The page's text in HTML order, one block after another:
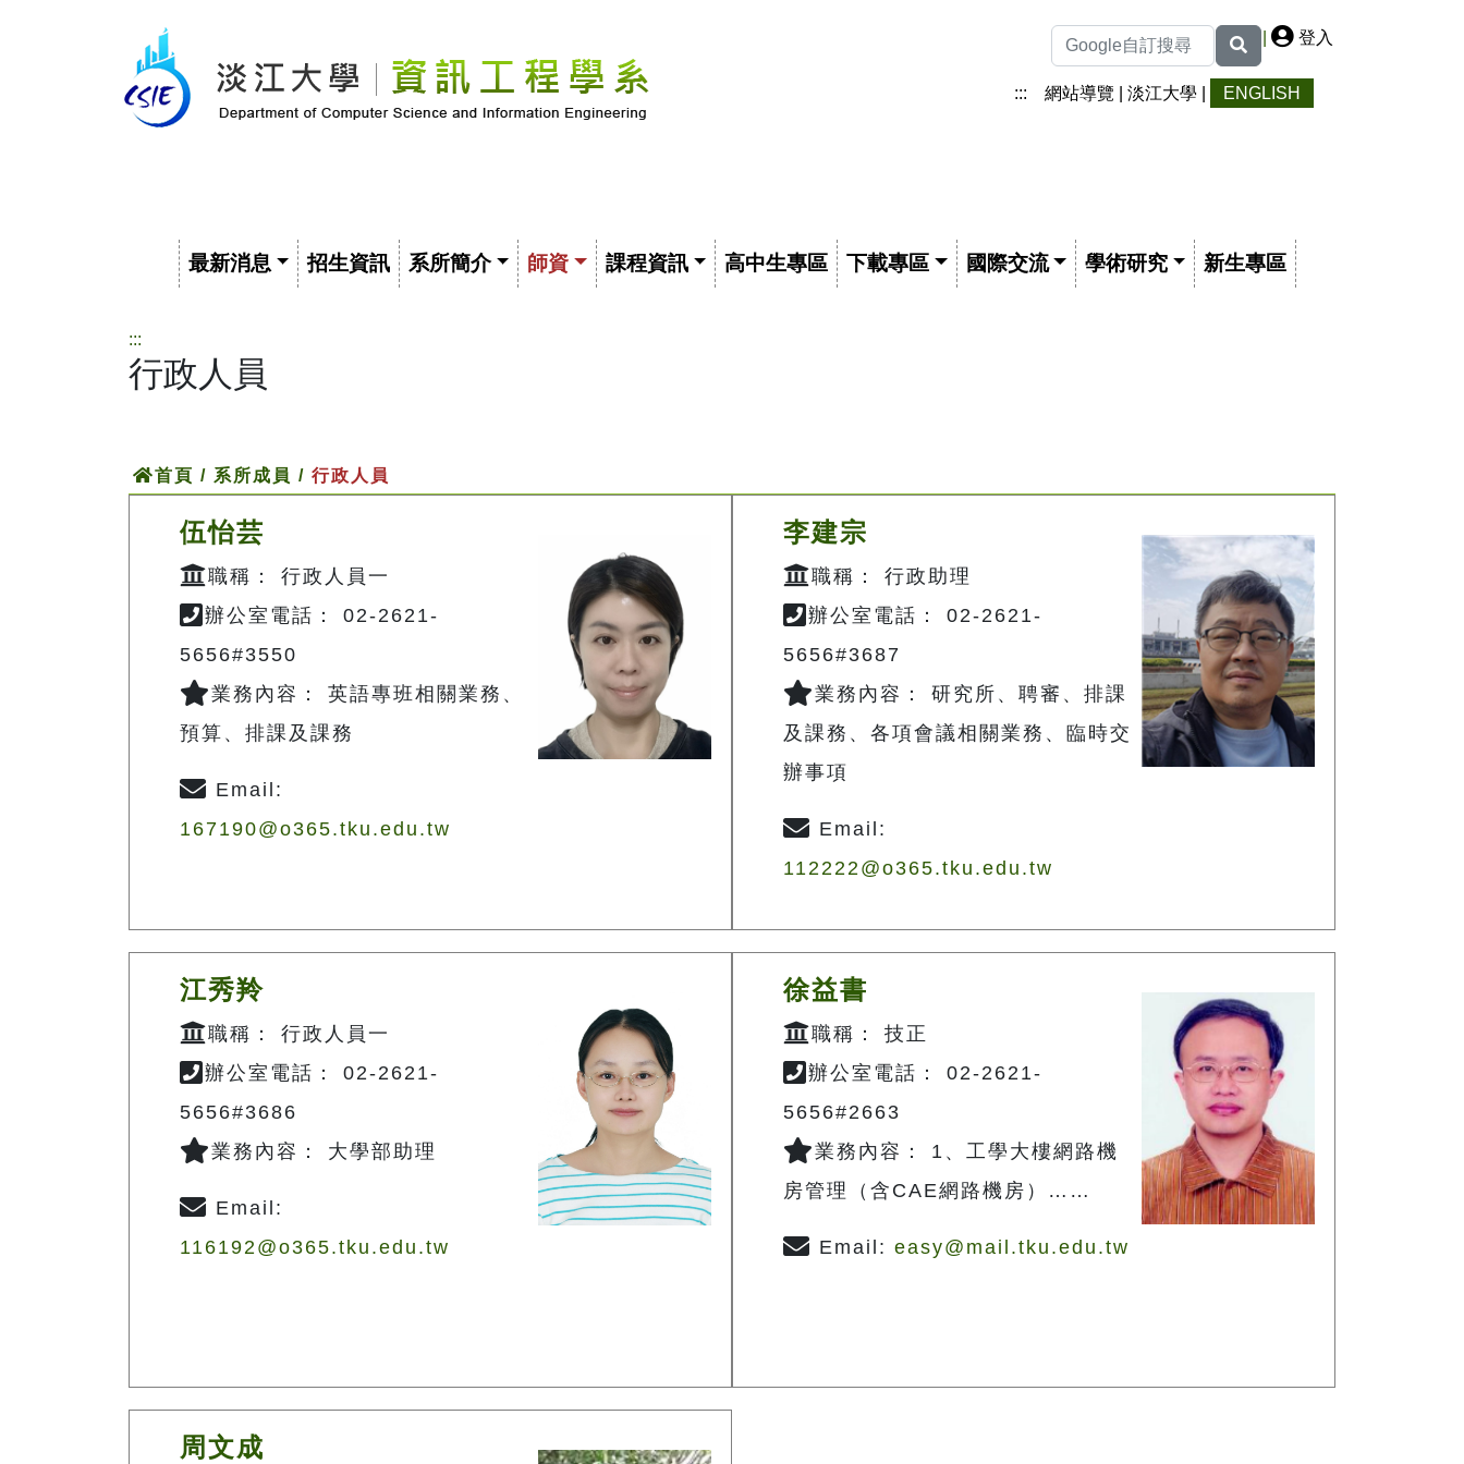
| 登入
::: 網站導覽 淡江大學 ENGLISH
最新消息 招生資訊 系所簡介 師資 課程資訊 高中生專區 下載專區 國際交流 學術研究 新生專區
:::
行政人員
首頁 / 系所成員 / 行政人員
伍怡芸
職稱： 行政人員一
辦公室電話： 02-2621-
5656#3550
業務內容： 英語專班相關業務、
預算、排課及課務
Email:
167190@o365.tku.edu.tw
李建宗
職稱： 行政助理
辦公室電話： 02-2621-
5656#3687
業務內容： 研究所、聘審、排課
及課務、各項會議相關業務、臨時交
辦事項
Email:
112222@o365.tku.edu.tw
江秀羚
職稱： 行政人員一
辦公室電話： 02-2621-
5656#3686
業務內容： 大學部助理
Email:
116192@o365.tku.edu.tw
徐益書
職稱： 技正
辦公室電話： 02-2621-
5656#2663
業務內容： 1、工學大樓網路機
房管理（含CAE網路機房）……
Email: easy@mail.tku.edu.tw
周文成